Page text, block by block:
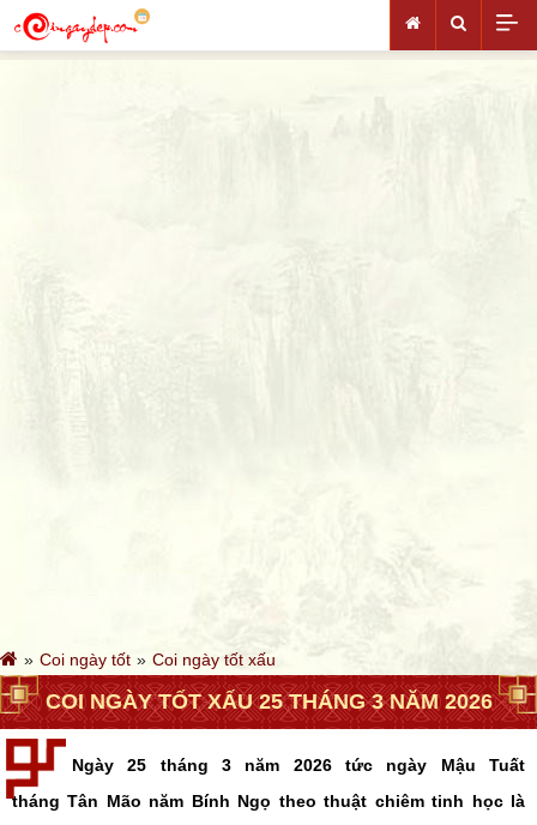
Coi ngày tốt Coi ngày tốt xấu
COI NGÀY TỐT XẤU 25 THÁNG 3 NĂM 2026
Ngày 25 tháng 3 năm 2026 tức ngày Mậu Tuất
tháng Tân Mão năm Bính Ngọ theo thuật chiêm tinh học là